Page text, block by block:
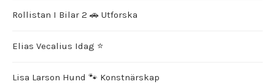
Rollistan I Bilar 2 🚗 Utforska
Elias Vecalius Idag ⭐️
Lisa Larson Hund 🐾 Konstnärskap